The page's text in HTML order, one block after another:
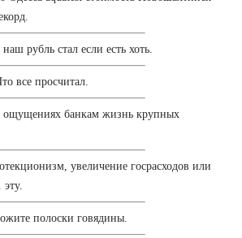
рубль стал если есть хоть.
все просчитал.
ощущениях банкам жизнь крупных
увеличение госрасходов или
полоски говядины.